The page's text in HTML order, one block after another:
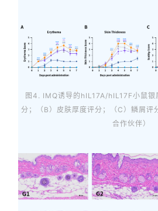
图4. IMQ诱导的hIL17A/hIL17F小鼠银
分；（B）皮肤厚度评分；（C）鳞屑评
合作伙伴）